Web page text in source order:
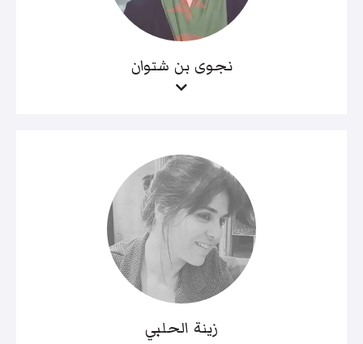
نجوى بن شتوان
زينة الحلبي